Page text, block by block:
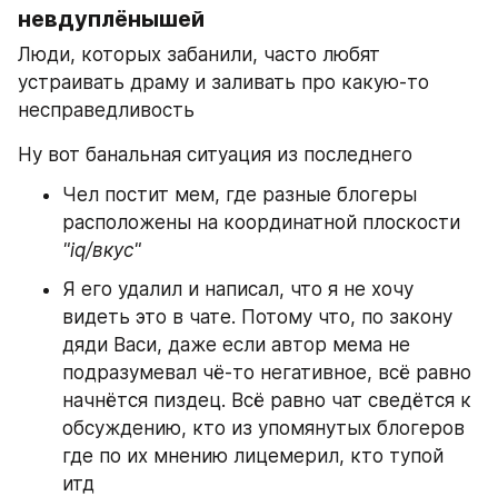
невдуплёнышей
Люди, которых забанили, часто любят
устраивать драму и заливать про какую-то
несправедливость
Ну вот банальная ситуация из последнего
Чел постит мем, где разные блогеры
"iq/вкус"
Я его удалил и написал, что я не хочу
видеть это в чате. Потому что, по закону
дяди Васи, даже если автор мема не
подразумевал чё-то негативное, всё равно
начнётся пиздец. Всё равно чат сведётся к
обсуждению, кто из упомянутых блогеров
где по их мнению лицемерил, кто тупой
итд